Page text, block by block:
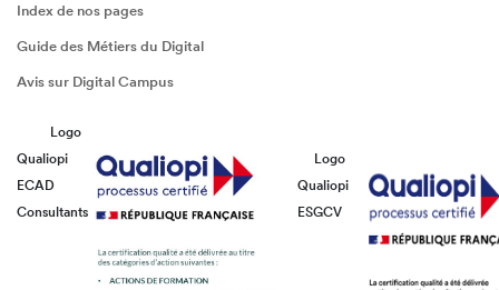
Index de nos pages
Guide des Métiers du Digital
Avis sur Digital Campus
Logo
Qualiopi
ECAD
Consultants
Logo
Qualiopi
ESGCV